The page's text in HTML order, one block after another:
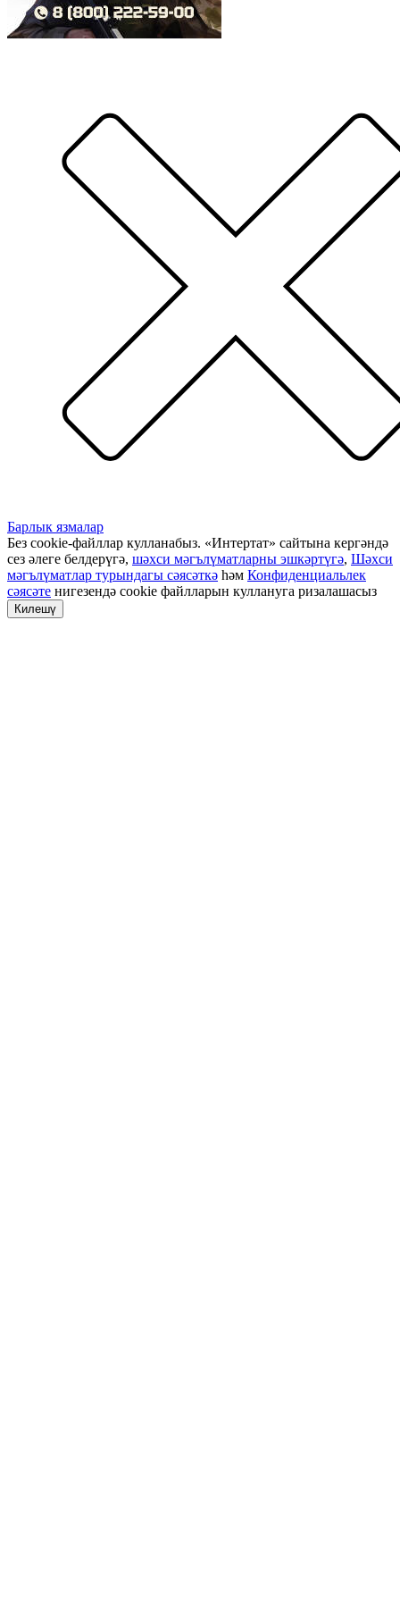
Барлык язмалар
Без cookie-файллар кулланабыз. «Интертат» сайтына кергәндә
сез әлеге белдерүгә, шәхси мәгълүматларны эшкәртүгә, Шәхси
мәгълүматлар турындагы сәясәткә һәм Конфиденциальлек
сәясәте нигезендә cookie файлларын куллануга ризалашасыз
Килешү